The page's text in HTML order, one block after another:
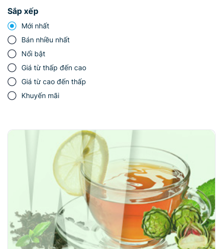
Sắp xếp
Mới nhất
Bán nhiều nhất
Nổi bật
Giá từ thấp đến cao
Giá từ cao đến thấp
Khuyến mãi